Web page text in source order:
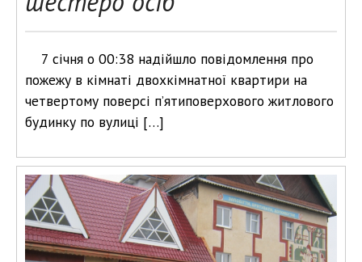
7 січня о 00:38 надійшло повідомлення про
пожежу в кімнаті двохкімнатної квартири на
четвертому поверсі п’ятиповерхового житлового
будинку по вулиці […]